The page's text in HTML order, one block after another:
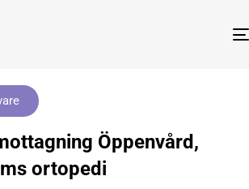
Öppenvård,
ortopedi